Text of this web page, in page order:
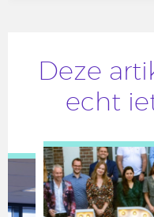
Deze
echt